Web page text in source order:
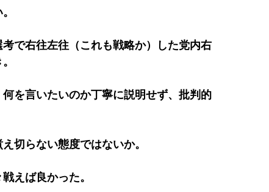
で右往左往（これも戦略か）した党内右
を言いたいのか丁寧に説明せず、批判的
切らない態度ではないか。
えば良かった。